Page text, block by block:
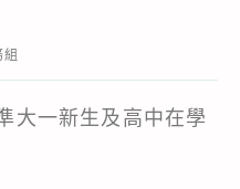
大一新生及高中在學